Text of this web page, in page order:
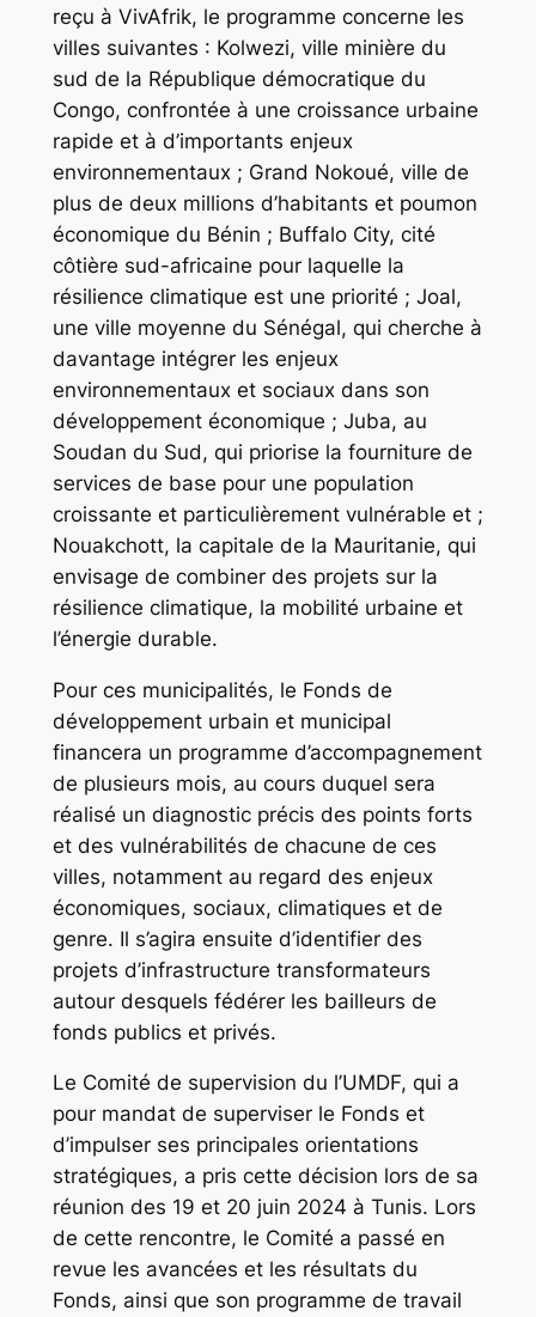
reçu à VivAfrik, le programme concerne les
villes suivantes : Kolwezi, ville minière du
sud de la République démocratique du
Congo, confrontée à une croissance urbaine
rapide et à d’importants enjeux
environnementaux ; Grand Nokoué, ville de
plus de deux millions d’habitants et poumon
économique du Bénin ; Buffalo City, cité
côtière sud-africaine pour laquelle la
résilience climatique est une priorité ; Joal,
une ville moyenne du Sénégal, qui cherche à
davantage intégrer les enjeux
environnementaux et sociaux dans son
développement économique ; Juba, au
Soudan du Sud, qui priorise la fourniture de
services de base pour une population
croissante et particulièrement vulnérable et ;
Nouakchott, la capitale de la Mauritanie, qui
envisage de combiner des projets sur la
résilience climatique, la mobilité urbaine et
l’énergie durable.
Pour ces municipalités, le Fonds de
développement urbain et municipal
financera un programme d’accompagnement
de plusieurs mois, au cours duquel sera
réalisé un diagnostic précis des points forts
et des vulnérabilités de chacune de ces
villes, notamment au regard des enjeux
économiques, sociaux, climatiques et de
genre. Il s’agira ensuite d’identifier des
projets d’infrastructure transformateurs
autour desquels fédérer les bailleurs de
fonds publics et privés.
Le Comité de supervision du l’UMDF, qui a
pour mandat de superviser le Fonds et
d’impulser ses principales orientations
stratégiques, a pris cette décision lors de sa
réunion des 19 et 20 juin 2024 à Tunis. Lors
de cette rencontre, le Comité a passé en
revue les avancées et les résultats du
Fonds, ainsi que son programme de travail